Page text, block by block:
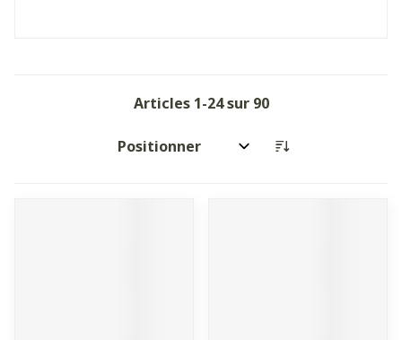
Articles 1-24sur 90
Trier par: